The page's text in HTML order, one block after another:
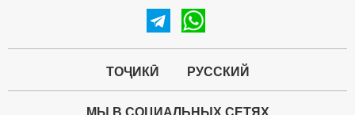
ТОҶИКӢ РУССКИЙ
МЫ В СОЦИАЛЬНЫХ СЕТЯХ